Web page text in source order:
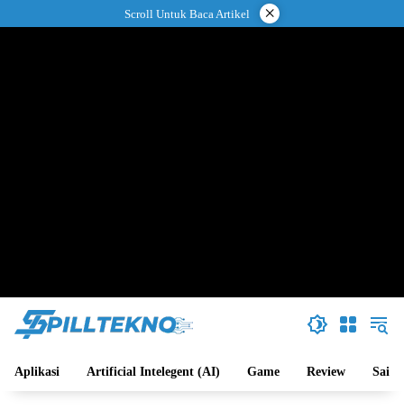
ke
Scroll Untuk Baca Artikel ×
Aplikasi Artificial Intelegent (AI) Game Review Sains